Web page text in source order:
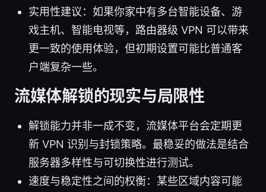
实用性建议：如果你家中有多台智能设备、游
戏主机、智能电视等，路由器级 VPN 可以带来
更一致的使用体验，但初期设置可能比普通客
户端复杂一些。
流媒体解锁的现实与局限性
解锁能力并非一成不变，流媒体平台会定期更
新 VPN 识别与封锁策略。最稳妥的做法是结合
服务器多样性与可切换性进行测试。
速度与稳定性之间的权衡：某些区域内容可能